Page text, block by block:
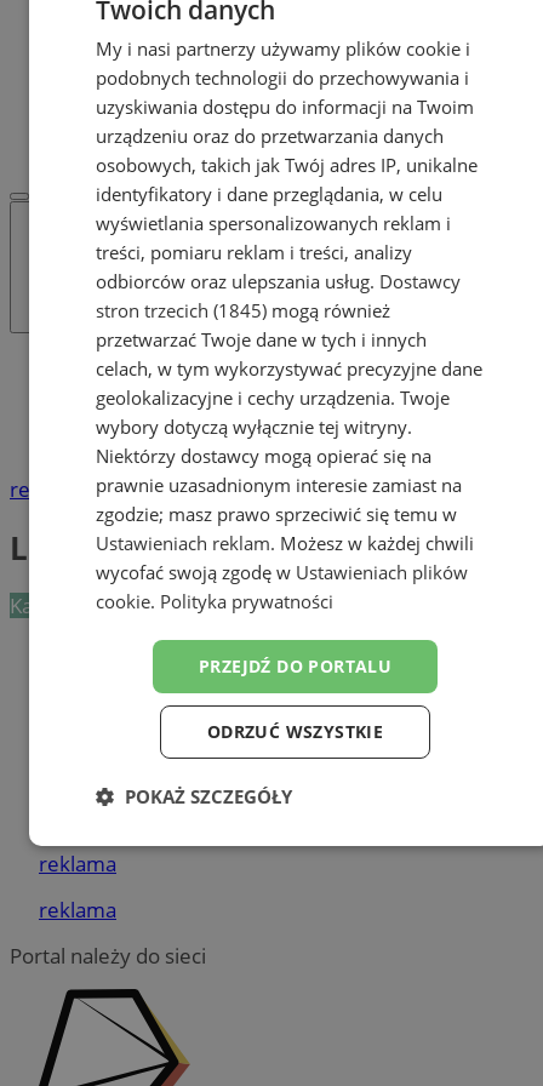
Dodaj ogłoszenie
POLECAMY
Protocol IT
Pracuj.pl - praca w Żorach
REKLAMA
WSPÓŁPRACA
Katalog firm
Lekarze, gabinety lekarskie
Zdrowie
Laryngolodzy
reklama
Laryngolodzy
Kategoria nie zawiera żadnych prezentacji firm.
Pozostałe firmy w kategorii
reklama
reklama
Portal należy do sieci
Twoich danych
My i nasi partnerzy używamy plików cookie i
podobnych technologii do przechowywania i
uzyskiwania dostępu do informacji na Twoim
urządzeniu oraz do przetwarzania danych
osobowych, takich jak Twój adres IP, unikalne
identyfikatory i dane przeglądania, w celu
wyświetlania spersonalizowanych reklam i
treści, pomiaru reklam i treści, analizy
odbiorców oraz ulepszania usług. Dostawcy
stron trzecich (1845) mogą również
przetwarzać Twoje dane w tych i innych
celach, w tym wykorzystywać precyzyjne dane
geolokalizacyjne i cechy urządzenia. Twoje
wybory dotyczą wyłącznie tej witryny.
Niektórzy dostawcy mogą opierać się na
prawnie uzasadnionym interesie zamiast na
zgodzie; masz prawo sprzeciwić się temu w
Ustawieniach reklam. Możesz w każdej chwili
wycofać swoją zgodę w Ustawieniach plików
cookie. Polityka prywatności
PRZEJDŹ DO PORTALU
ODRZUĆ WSZYSTKIE
POKAŻ SZCZEGÓŁY
Niezbędne Wydajność Targetowanie
Funkcjonalność